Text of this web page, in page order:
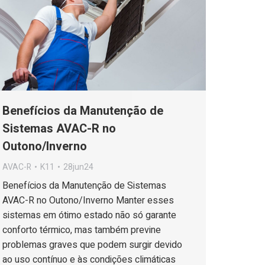
Benefícios da Manutenção de
Sistemas AVAC-R no
Outono/Inverno
AVAC-R K11 28jun24
Benefícios da Manutenção de Sistemas
AVAC-R no Outono/Inverno Manter esses
sistemas em ótimo estado não só garante
conforto térmico, mas também previne
problemas graves que podem surgir devido
ao uso contínuo e às condições climáticas